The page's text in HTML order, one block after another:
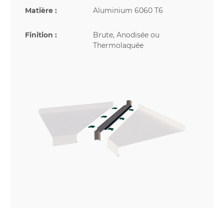
Matière : Aluminium 6060 T6
Finition :
Brute, Anodisée ou
Thermolaquée